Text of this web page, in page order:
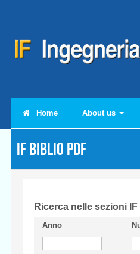
Home About us
IF Biblio PDF
Ricerca nelle sezioni IF
Anno